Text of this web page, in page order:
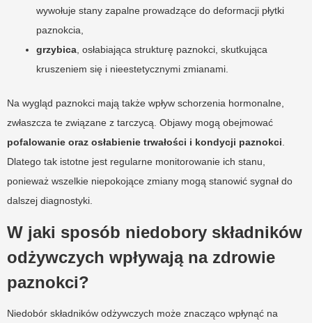
wywołuje stany zapalne prowadzące do deformacji płytki
paznokcia,
grzybica , osłabiająca strukturę paznokci, skutkująca
kruszeniem się i nieestetycznymi zmianami.
Na wygląd paznokci mają także wpływ schorzenia hormonalne,
zwłaszcza te związane z tarczycą. Objawy mogą obejmować
pofalowanie oraz osłabienie trwałości i kondycji paznokci
Dlatego tak istotne jest regularne monitorowanie ich stanu,
ponieważ wszelkie niepokojące zmiany mogą stanowić sygnał do
dalszej diagnostyki.
W jaki sposób niedobory składników
odżywczych wpływają na zdrowie
paznokci?
Niedobór składników odżywczych może znacząco wpłynąć na